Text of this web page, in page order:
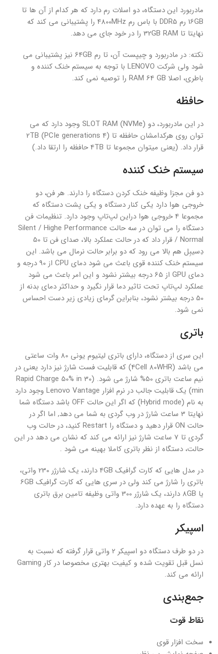
مادربورد این دستگاه، دو اسلات رم دارد که هر کدام از آن ها تا
16GB رم DDR5 با باس رم 4800MHz را پشتیبانی می کند که
نهایتا تا 32GB RAM را در خود جای می دهد.
نکته: در مادربورد و چیپست آن، تا رم 64GB نیز پشتیبانی می
شود ولی شرکت LENOVO با توجه به سیستم خنک کننده و
باطری، اصلا RAM 64 GB را توصیه نمی کند.
حافظه
در این مادربورد، دو (NVMe) SLOT RAM وجود دارد که می
توان روی هرکدامشان حافظه تا (2TB (PCIe generations 4
قرار داد. (یعنی میتوان مجموعا تا 4TB حافظه را ارتقا داد.)
سیستم خنک کننده
دو فن مجزا وظیفه خنک کردن دستگاه را دارند. هر فن، دو
خروجی هوا دارد یکی کنار دستگاه و یکی پشت دستگاه که
مجموعا 4 خروجی هوا دراین لپ‌تاپ وجود دارد. تنظیمات فن
دستگاه را می توان در سه حالت Silent / Highe Performance
/ Normal قرار داد که در حالت عملکرد بالا، صدای فن تا 50
دِسیبِل هم بالا می رود که دو برابر حالت نرمال می باشد. این
سیستم خنک کننده قوی باعث می شود دمای CPU از 90 درجه و
دمای GPU از 65 درجه بیشتر نشود و این امر باعث می شود
عملکرد لپ‌تاپ تحت تاثیر دما قرار نگیرد و حداکثر دمای بدنه از
50 درجه بیشتر نشود، بنابراین گرمای زیادی زیر دست احساس
نمی شود.
باتری
این سری از دستگاه، دارای باتری لیتیوم یونی 80 وات ساعتی
می باشد (4Cell 80WHR) که قابلیت فست شارژ نیز دارد یعنی در
نیم ساعت باتری 50% شارژ می شود. (Rapid Charge 50% in 30
min) یک قابلیت جالب در نرم افزار Lenovo Vantage وجود دارد
به نام (Hybrid mode) که اگر این حالت OFF باشد دستگاه شما
نهایتا 3 ساعت شارژ در وب گردی به شما می دهد, اما اگر در
حالت ON قرار دهید و دستگاه را Restart کنید، در حالت وب
گردی تا 7 ساعت شارژ نیز ارائه می کند که نشان می دهد در این
حالت، دستگاه از نظر باتری کاملا بهینه می شود .
در مدل هایی که کارت گرافیک 4GB دارند، یک شارژر 230 واتی،
باتری را شارژ می کند ولی در سری هایی که کارت گرافیک 6GB
یا 8GB دارند، یک شارژر 300 واتی وظیفه تامین برق باتری
دستگاه را به عهده دارد.
اسپیکر
در دو طرف دستگاه دو اسپیکر 2 واتی قرار گرفته که نسبت به
نسل قبل تقویت شده و کیفیت بهتری مخصوصا در کار Gaming
ارائه می کند.
جمع‌بندی
نقاط قوت
سخت افزار قوی